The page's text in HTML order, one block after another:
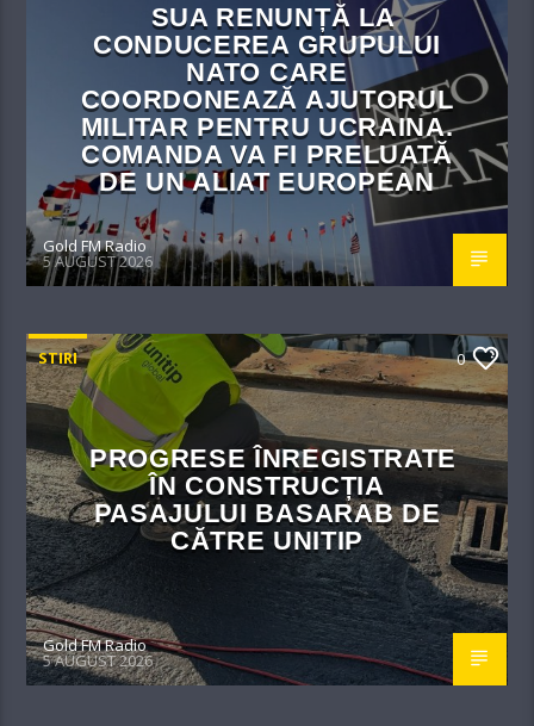
SUA RENUNȚĂ LA
CONDUCEREA GRUPULUI
NATO CARE
COORDONEAZĂ AJUTORUL
MILITAR PENTRU UCRAINA.
COMANDA VA FI PRELUATĂ
DE UN ALIAT EUROPEAN
Gold FM Radio
5 AUGUST 2026
STIRI 0
PROGRESE ÎNREGISTRATE
ÎN CONSTRUCȚIA
PASAJULUI BASARAB DE
CĂTRE UNITIP
Gold FM Radio
5 AUGUST 2026